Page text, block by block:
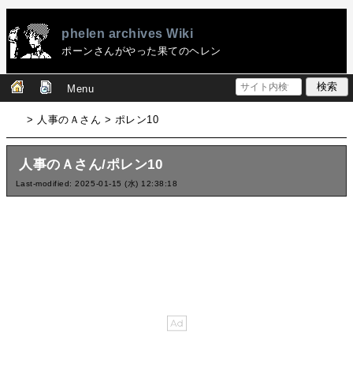
phelen archives Wiki
ポーンさんがやった果てのヘレン
Menu
> 人事のＡさん > ポレン10
人事のＡさん/ポレン10
Last-modified: 2025-01-15 (水) 12:38:18